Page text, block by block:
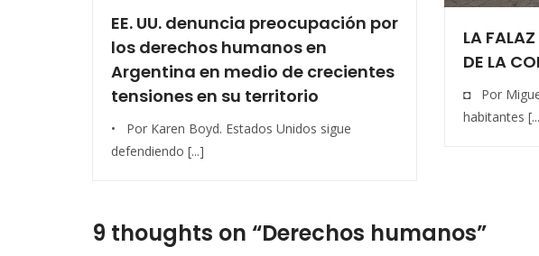
EE. UU. denuncia preocupación por
los derechos humanos en
Argentina en medio de crecientes
tensiones en su territorio
• Por Karen Boyd. Estados Unidos sigue
defendiendo [...]
LA
DE LA
◘ Por
habitantes
9 thoughts on “Derechos humanos”